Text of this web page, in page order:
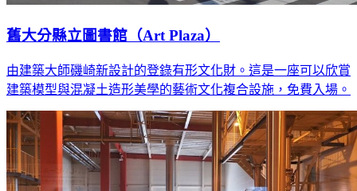
舊大分縣立圖書館（Art Plaza）
由建築大師磯崎新設計的登錄有形文化財。這是一座可以欣賞
建築模型與混凝土造形美學的藝術文化複合設施，免費入場。